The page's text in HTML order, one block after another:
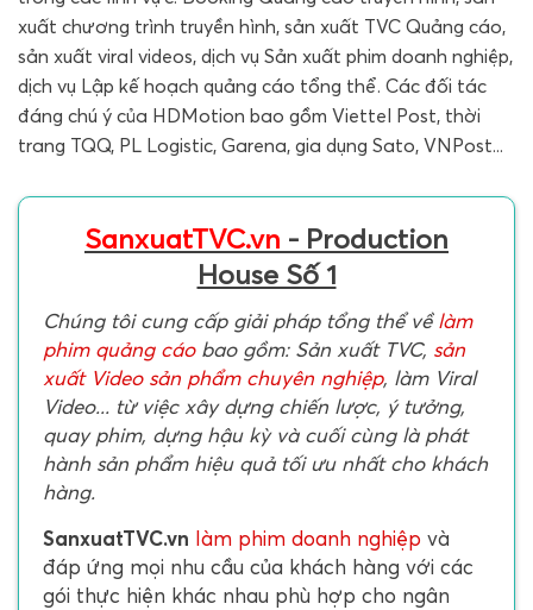
xuất chương trình truyền hình, sản xuất TVC Quảng cáo,
sản xuất viral videos, dịch vụ Sản xuất phim doanh nghiệp,
dịch vụ Lập kế hoạch quảng cáo tổng thể. Các đối tác
đáng chú ý của HDMotion bao gồm Viettel Post, thời
trang TQQ, PL Logistic, Garena, gia dụng Sato, VNPost...
SanxuatTVC.vn - Production
House Số 1
Chúng tôi cung cấp giải pháp tổng thể vềlàm
phim quảng cáobao gồm: Sản xuất TVC, sản
xuất Video sản phẩm chuyên nghiệp, làm Viral
Video... từ việc xây dựng chiến lược, ý tưởng,
quay phim, dựng hậu kỳ và cuối cùng là phát
hành sản phẩm hiệu quả tối ưu nhất cho khách
hàng.
SanxuatTVC.vn làm phim doanh nghiệp và
đáp ứng mọi nhu cầu của khách hàng với các
gói thực hiện khác nhau phù hợp cho ngân